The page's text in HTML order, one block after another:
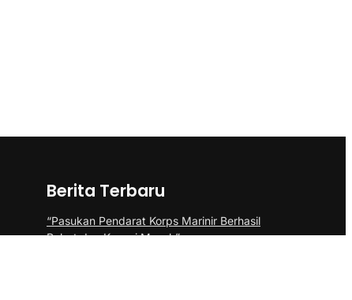
Berita Terbaru
“Pasukan Pendarat Korps Marinir Berhasil
Rebut dan Kuasai Musuh”